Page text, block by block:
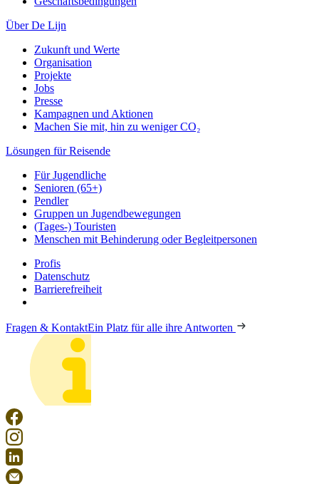
Über De Lijn
Zukunft und Werte
Organisation
Projekte
Jobs
Presse
Kampagnen und Aktionen
Machen Sie mit, hin zu weniger CO₂
Lösungen für Reisende
Für Jugendliche
Senioren (65+)
Pendler
Gruppen un Jugendbewegungen
(Tages-) Touristen
Menschen mit Behinderung oder Begleitpersonen
Profis
Datenschutz
Barrierefreiheit
Fragen & KontaktEin Platz für alle ihre Antworten